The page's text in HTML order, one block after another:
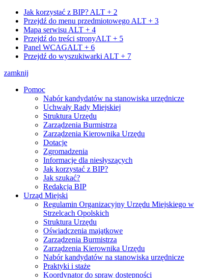
Jak korzystać z BIP? ALT + 2
Przejdź do menu przedmiotowego ALT + 3
Mapa serwisu ALT + 4
Przejdź do treści stronyALT + 5
Panel WCAGALT + 6
Przejdź do wyszukiwarki ALT + 7
zamknij
Pomoc
Nabór kandydatów na stanowiska urzędnicze
Uchwały Rady Miejskiej
Struktura Urzędu
Zarządzenia Burmistrza
Zarządzenia Kierownika Urzędu
Dotacje
Zgromadzenia
Informacje dla niesłyszących
Jak korzystać z BIP?
Jak szukać?
Redakcja BIP
Urząd Miejski
Regulamin Organizacyjny Urzędu Miejskiego w
Strzelcach Opolskich
Struktura Urzędu
Oświadczenia majątkowe
Zarządzenia Burmistrza
Zarządzenia Kierownika Urzędu
Nabór kandydatów na stanowiska urzędnicze
Praktyki i staże
Koordynator do spraw dostępności